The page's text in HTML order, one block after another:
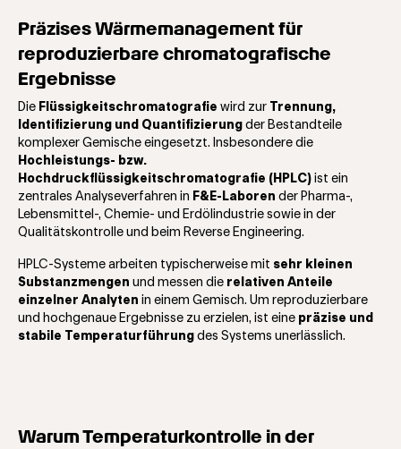
Präzises Wärmemanagement für
reproduzierbare chromatografische
Ergebnisse
Die Flüssigkeitschromatografie wird zur
Trennung,
Identifizierung und Quantifizierung der Bestandteile
komplexer Gemische eingesetzt. Insbesondere die
Hochleistungs- bzw.
Hochdruckflüssigkeitschromatografie (HPLC) ist ein
zentrales Analyseverfahren in F&E-Laboren der Pharma-,
Lebensmittel-, Chemie- und Erdölindustrie sowie in der
Qualitätskontrolle und beim Reverse Engineering.
HPLC-Systeme arbeiten typischerweise mit sehr kleinen
Substanzmengen und messen die relativen Anteile
einzelner Analyten in einem Gemisch. Um reproduzierbare
und hochgenaue Ergebnisse zu erzielen, ist eine präzise und
stabile Temperaturführung des Systems unerlässlich.
Warum Temperaturkontrolle in der